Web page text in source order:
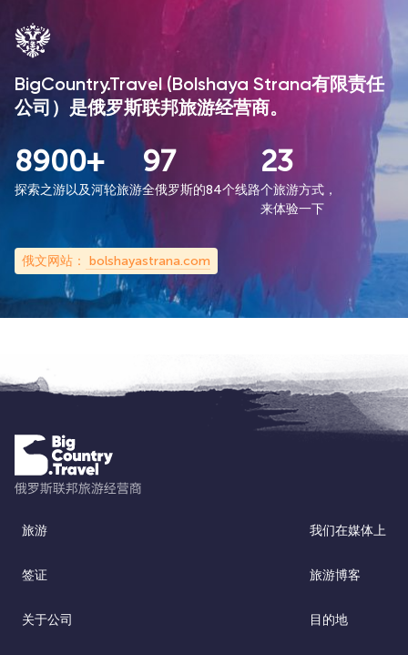
BigCountry.Travel (Bolshaya Strana有限责任
公司）是俄罗斯联邦旅游经营商。
8900+
探索之游以及河轮旅游
97
全俄罗斯的84个线路
23
个旅游方式，
来体验一下
俄文网站： bolshayastrana.com
旅游 我们在媒体上
签证 旅游博客
关于公司 目的地